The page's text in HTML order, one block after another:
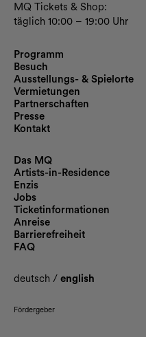
MQ Tickets & Shop:
täglich 10:00 – 19:00 Uhr
Programm
Besuch
Ausstellungs- & Spielorte
Vermietungen
Partnerschaften
Presse
Kontakt
Das MQ
Artists-in-Residence
Enzis
Jobs
Ticketinformationen
Anreise
Barrierefreiheit
FAQ
deutsch / english
Fördergeber